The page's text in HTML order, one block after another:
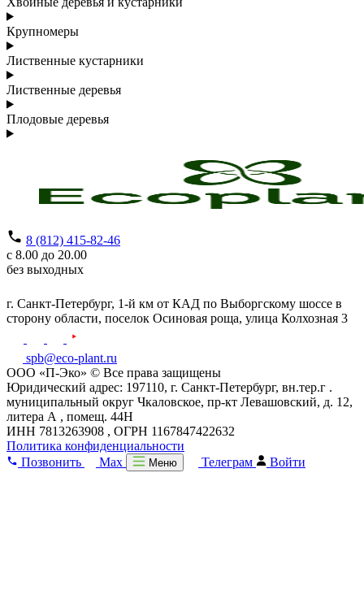
Крупномеры
Лиственные кустарники
Лиственные деревья
Плодовые деревья
8 (812) 415-82-46
с 8.00 до 20.00
без выходных
г. Санкт-Петербург, 1-й км от КАД по Выборгскому шоссе в
сторону области, поселок Осиновая роща, улица Колхозная 3
spb@eco-plant.ru
ООО «П-Эко» © Все права защищены
Юридический адрес: 197110, г. Санкт-Петербург, вн.тер.г .
муниципальный округ Чкаловское, пр-кт Левашовский, д. 12,
литера А , помещ. 44Н
ИНН 7813263908 , ОГРН 1167847422632
Политика конфиденциальности
Позвонить
Max Меню Телеграм Войти